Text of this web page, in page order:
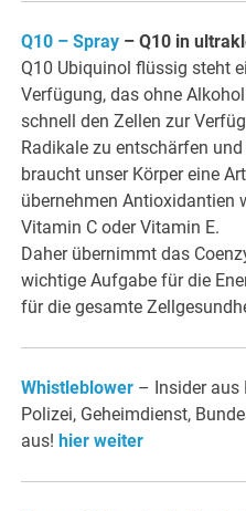
Q10 – Spray – Q10 in
Q10 Ubiquinol flüssig steht
Verfügung, das ohne
schnell den Zellen zur
Radikale zu entschärfen
braucht unser Körper eine
übernehmen Antioxidantien
Vitamin C oder Vitamin E.
Daher übernimmt das
wichtige Aufgabe für die
für die gesamte
Whistleblower – Insider aus
Polizei, Geheimdienst,
aus! hier weiter